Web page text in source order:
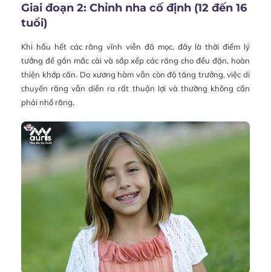
Giai đoạn 2: Chỉnh nha cố định (12 đến 16
tuổi)
Khi hầu hết các răng vĩnh viễn đã mọc, đây là thời điểm lý
tưởng để gắn mắc cài và sắp xếp các răng cho đều đặn, hoàn
thiện khớp cắn. Do xương hàm vẫn còn độ tăng trưởng, việc di
chuyển răng vẫn diễn ra rất thuận lợi và thường không cần
phải nhổ răng.